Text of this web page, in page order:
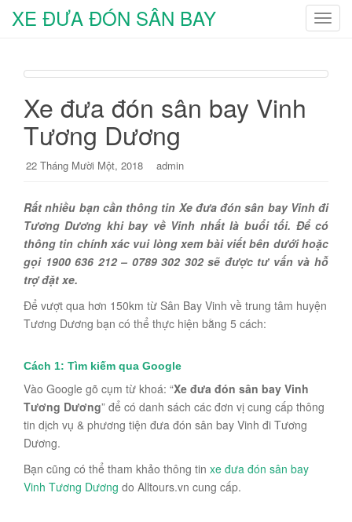
T
g
g
a
i
XE ĐƯA ĐÓN SÂN BAY
Xe đưa đón sân bay Vinh
Tương Dương
22 Tháng Mười Một, 2018 admin
Rất nhiều bạn cần thông tin Xe đưa đón sân bay Vinh đi
Tương Dương khi bay về Vinh nhất là buổi tối. Để có
thông tin chính xác vui lòng xem bài viết bên dưới hoặc
gọi 1900 636 212 – 0789 302 302 sẽ được tư vấn và hỗ
trợ đặt xe.
Để vượt qua hơn 150km từ Sân Bay Vinh về trung tâm huyện
Tương Dương bạn có thể thực hiện bằng 5 cách:
Cách 1: Tìm kiếm qua Google
Vào Google gõ cụm từ khoá: “Xe đưa đón sân bay Vinh
Tương Dương” để có danh sách các đơn vị cung cấp thông
tin dịch vụ & phương tiện đưa đón sân bay Vinh đi Tương
Dương.
Bạn cũng có thể tham khảo thông tin xe đưa đón sân bay
Vinh Tương Dương do Alltours.vn cung cấp.